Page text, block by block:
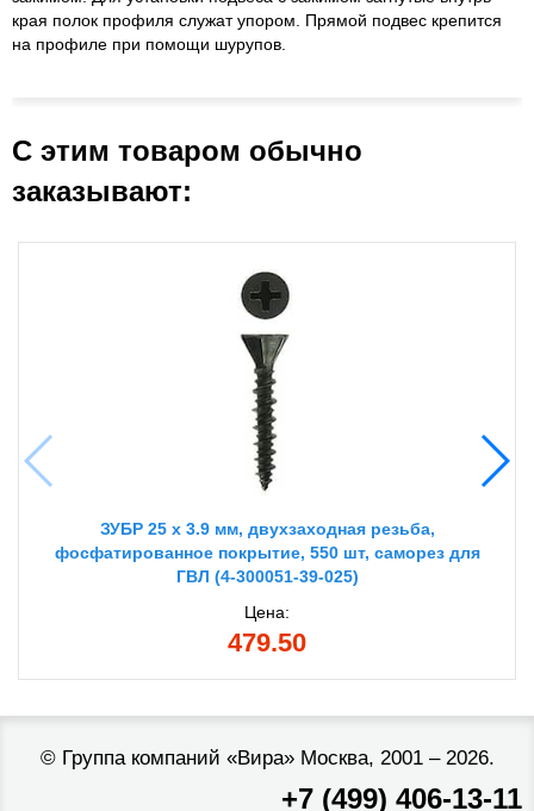
края полок профиля служат упором. Прямой подвес крепится
на профиле при помощи шурупов.
С этим товаром обычно
заказывают:
ЗУБР 25 х 3.9 мм, двухзаходная резьба,
фосфатированное покрытие, 550 шт, саморез для
ГВЛ (4-300051-39-025)
Цена:
479.50
© Группа компаний «Вира»Москва, 2001 – 2026.
+7 (499) 406-13-11